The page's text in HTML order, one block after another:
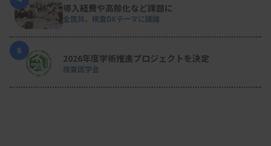
導入経費や高齢化など課題に
全医共、検査DXテーマに議論
5
2026年度学術推進プロジェクトを決定
検査医学会